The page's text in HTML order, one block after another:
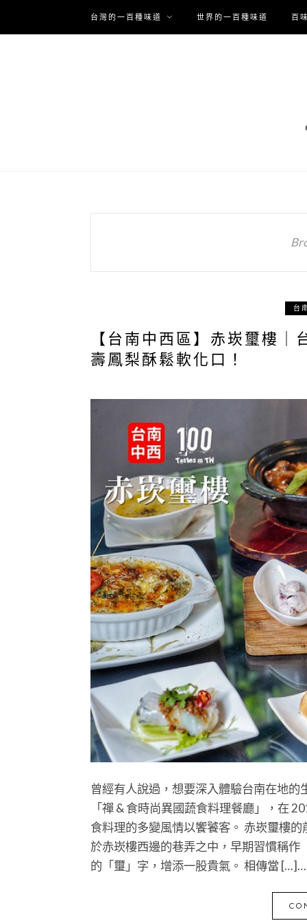
台灣的一百種味道 世界的一百種味道 百
台
【台南中西區】赤崁璽樓
壽鳳梨酥鬆軟化口！
曾經有人說過，想要深入體驗台南在地
「禪 & 食時尚異國蔬食料理餐廳」，在
食料理的多變風情以饗饕客。 赤崁璽樓
於赤崁樓西邊的巷弄之中，早期習慣稱
的「璽」字，增添一股貴氣。 相傳當 […]…